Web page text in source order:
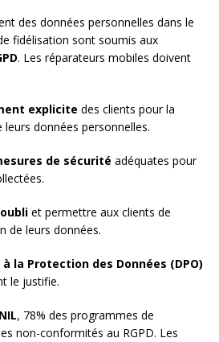
des données personnelles dans le
fidélisation sont soumis aux
. Les réparateurs mobiles doivent
explicite des clients pour la
leurs données personnelles.
de sécurité adéquates pour
et permettre aux clients de
de leurs données.
la Protection des Données (DPO)
le justifie.
, 78% des programmes de
non-conformités au RGPD. Les